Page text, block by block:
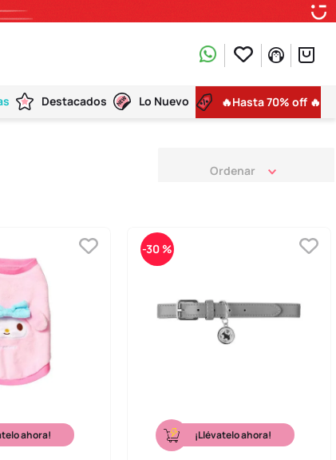
Destacados Lo Nuevo 🔥Hasta 70% off 🔥
ahora!
-30 %
¡Llévatelo ahora!